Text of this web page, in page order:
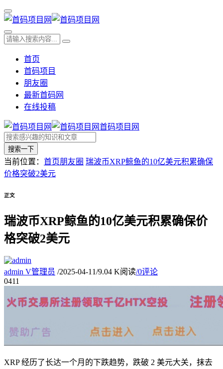
首页
首码项目
朋友圈
最新首码网
在线投稿
首码项目网
搜索一下
当前位置： 首页朋友圈 瑞波币XRP鲸鱼的10亿美元积累确保
价格突破2美元
正文
瑞波币XRP鲸鱼的10亿美元积累确保价
格突破2美元
admin V管理员 /2025-04-11/9.04 K阅读/0评论
0411
XRP 经历了长达一个月的下跌趋势，跌破 2 美元大关，抹去